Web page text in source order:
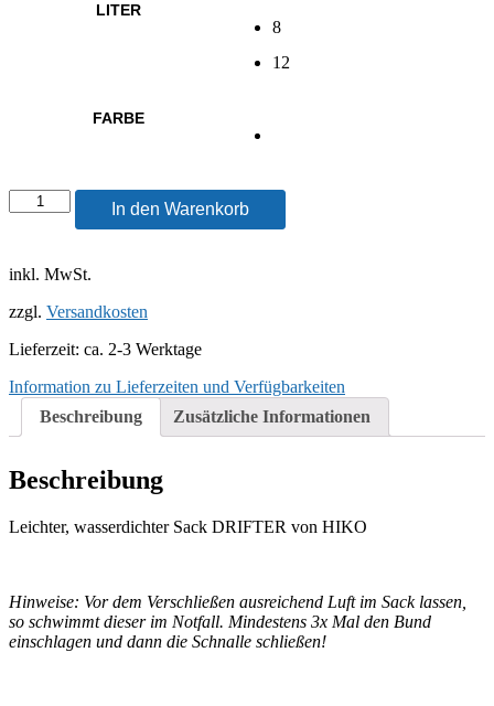
LITER
8
12
FARBE
DRIFTER
Wasserdichter
HIKO
In den Warenkorb
inkl. MwSt.
zzgl. Versandkosten
Lieferzeit: ca. 2-3 Werktage
Information zu Lieferzeiten und Verfügbarkeiten
Beschreibung
Zusätzliche Informationen
Beschreibung
Leichter, wasserdichter Sack DRIFTER von HIKO
Hinweise: Vor dem Verschließen ausreichend Luft im Sack lassen,
so schwimmt dieser im Notfall. Mindestens 3x Mal den Bund
einschlagen und dann die Schnalle schließen!